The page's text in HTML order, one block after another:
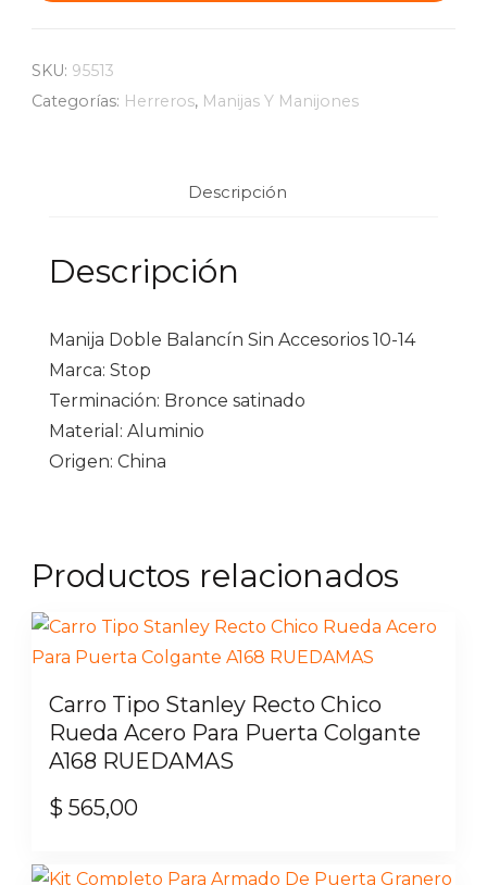
cantidad
SKU: 95513
Categorías: Herreros, Manijas Y Manijones
Descripción
Descripción
Manija Doble Balancín Sin Accesorios 10-14
Marca: Stop
Terminación: Bronce satinado
Material: Aluminio
Origen: China
Productos relacionados
Carro Tipo Stanley Recto Chico
Rueda Acero Para Puerta Colgante
A168 RUEDAMAS
$ 565,00